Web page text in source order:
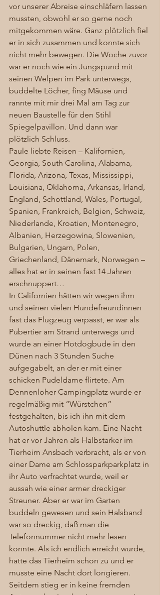
vor unserer Abreise einschläfern lassen
mussten, obwohl er so gerne noch
mitgekommen wäre. Ganz plötzlich fiel
er in sich zusammen und konnte sich
nicht mehr bewegen. Die Woche zuvor
war er noch wie ein Jungspund mit
seinen Welpen im Park unterwegs,
buddelte Löcher, fing Mäuse und
rannte mit mir drei Mal am Tag zur
neuen Baustelle für den Stihl
Spiegelpavillon. Und dann war
plötzlich Schluss.
Paule liebte Reisen – Kalifornien,
Georgia, South Carolina, Alabama,
Florida, Arizona, Texas, Mississippi,
Louisiana, Oklahoma, Arkansas, Irland,
England, Schottland, Wales, Portugal,
Spanien, Frankreich, Belgien, Schweiz,
Niederlande, Kroatien, Montenegro,
Albanien, Herzegowina, Slowenien,
Bulgarien, Ungarn, Polen,
Griechenland, Dänemark, Norwegen –
alles hat er in seinen fast 14 Jahren
erschnuppert…
In Californien hätten wir wegen ihm
und seinen vielen Hundefreundinnen
fast das Flugzeug verpasst, er war als
Pubertier am Strand unterwegs und
wurde an einer Hotdogbude in den
Dünen nach 3 Stunden Suche
aufgegabelt, an der er mit einer
schicken Pudeldame flirtete. Am
Dennenloher Campingplatz wurde er
regelmäßig mit “Würstchen”
festgehalten, bis ich ihn mit dem
Autoshuttle abholen kam. Eine Nacht
hat er vor Jahren als Halbstarker im
Tierheim Ansbach verbracht, als er von
einer Dame am Schlossparkparkplatz in
ihr Auto verfrachtet wurde, weil er
aussah wie einer armer dreckiger
Streuner. Aber er war im Garten
buddeln gewesen und sein Halsband
war so dreckig, daß man die
Telefonnummer nicht mehr lesen
konnte. Als ich endlich erreicht wurde,
hatte das Tierheim schon zu und er
musste eine Nacht dort longieren.
Seitdem stieg er in keine fremden